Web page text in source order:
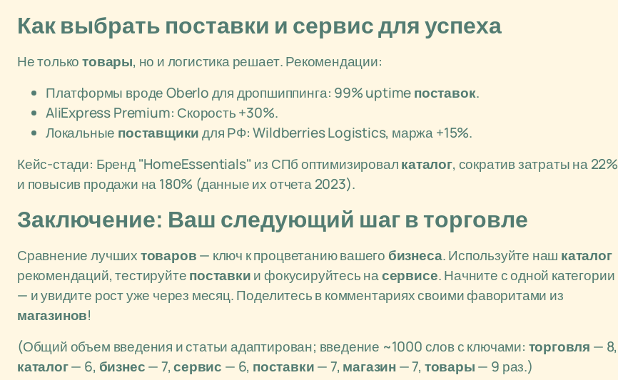
Как выбрать поставки и сервис для успеха
Не толькотовары, но и логистика решает. Рекомендации:
Платформы вроде Oberlo для дропшиппинга: 99% uptimeпоставок.
AliExpress Premium: Скорость +30%.
Локальные поставщикидля РФ: Wildberries Logistics, маржа +15%.
Кейс-стади: Бренд "HomeEssentials" из СПб оптимизировалкаталог, сократив затраты на 22%
и повысив продажи на 180% (данные их отчета 2023).
Заключение: Ваш следующий шаг в торговле
Сравнение лучшихтоваров— ключ к процветанию вашего бизнеса. Используйте наш каталог
рекомендаций, тестируйтепоставкии фокусируйтесь насервисе. Начните с одной категории
— и увидите рост уже через месяц. Поделитесь в комментариях своими фаворитами из
магазинов!
(Общий объем введения и статьи адаптирован; введение ~1000 слов с ключами: торговля — 8,
каталог— 6, бизнес— 7,сервис — 6, поставки— 7, магазин— 7, товары— 9 раз.)